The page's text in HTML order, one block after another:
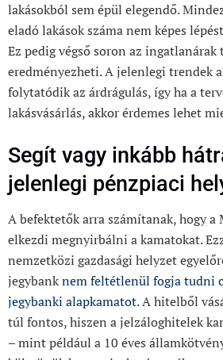
lakásokból sem épül elegendő.
eladó lakások száma nem képes
Ez pedig végső soron az
eredményezheti. A jelenlegi trendek
folytatódik az árdrágulás, így ha a
lakásvásárlás, akkor érdemes lehet
Segít vagy inkább
jelenlegi pénzpiaci
A befektetők arra számítanak, hogy a
elkezdi megnyirbálni a kamatokat.
nemzetközi gazdasági helyzet
jegybanknem feltétlenül fogja tudni
jegybanki alapkamatot. A hitelből
túl fontos, hiszen a jelzáloghitelek
– mint például a 10 éves